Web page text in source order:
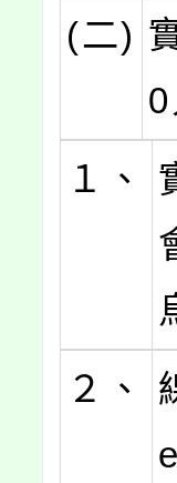
(二)
0
１、
２、